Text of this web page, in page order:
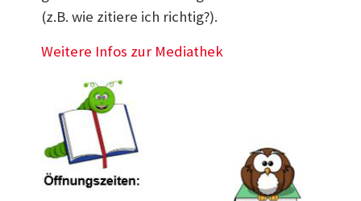
(z.B. wie zitiere ich richtig?).
Weitere Infos zur Mediathek